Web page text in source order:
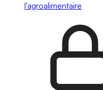
l'agroalimentaire